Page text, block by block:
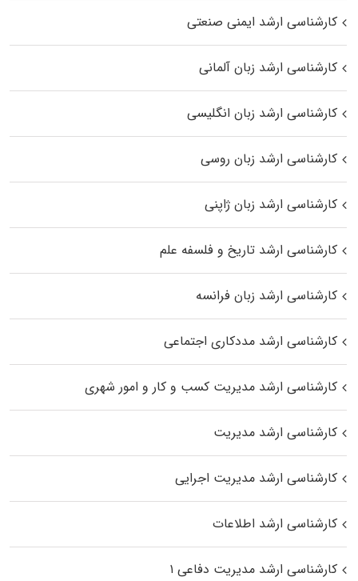
کارشناسی ارشد ایمنی صنعتی
کارشناسی ارشد زبان آلمانی
کارشناسی ارشد زبان انگلیسی
کارشناسی ارشد زبان روسی
کارشناسی ارشد زبان ژاپنی
کارشناسی ارشد تاریخ و فلسفه علم
کارشناسی ارشد زبان فرانسه
کارشناسی ارشد مددکاری اجتماعی
کارشناسی ارشد مدیریت کسب و کار و امور شهری
کارشناسی ارشد مدیریت
کارشناسی ارشد مدیریت اجرایی
کارشناسی ارشد اطلاعات
کارشناسی ارشد مدیریت دفاعی ۱